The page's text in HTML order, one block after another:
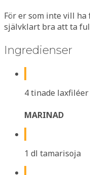
För er som inte vill
självklart bra att ta
Ingredienser
4 tinade laxfiléer
MARINAD
1 dl tamarisoja